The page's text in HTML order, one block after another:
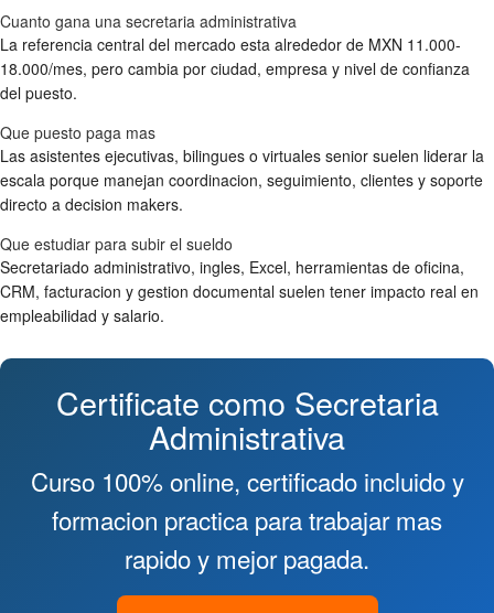
Cuanto gana una secretaria administrativa
La referencia central del mercado esta alrededor de MXN 11.000-
18.000/mes, pero cambia por ciudad, empresa y nivel de confianza
del puesto.
Que puesto paga mas
Las asistentes ejecutivas, bilingues o virtuales senior suelen liderar la
escala porque manejan coordinacion, seguimiento, clientes y soporte
directo a decision makers.
Que estudiar para subir el sueldo
Secretariado administrativo, ingles, Excel, herramientas de oficina,
CRM, facturacion y gestion documental suelen tener impacto real en
empleabilidad y salario.
Certificate como Secretaria
Administrativa
Curso 100% online, certificado incluido y
formacion practica para trabajar mas
rapido y mejor pagada.